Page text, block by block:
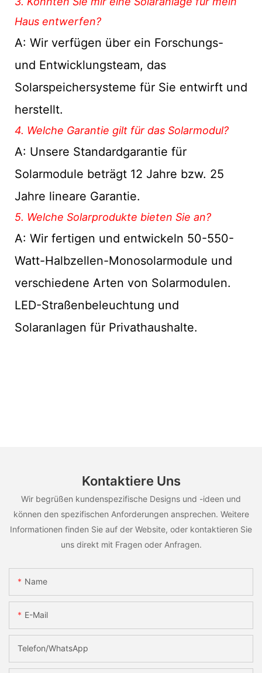
Haus entwerfen?
A: Wir verfügen über ein Forschungs-
und Entwicklungsteam, das
Solarspeichersysteme für Sie entwirft und
herstellt.
4. Welche Garantie gilt für das Solarmodul?
A: Unsere Standardgarantie für
Solarmodule beträgt 12 Jahre bzw. 25
Jahre lineare Garantie.
5. Welche Solarprodukte bieten Sie an?
A: Wir fertigen und entwickeln 50-550-
Watt-Halbzellen-Monosolarmodule und
verschiedene Arten von Solarmodulen.
LED-Straßenbeleuchtung und
Solaranlagen für Privathaushalte.
Kontaktiere Uns
Wir begrüßen kundenspezifische Designs und -ideen und
können den spezifischen Anforderungen ansprechen. Weitere
Informationen finden Sie auf der Website, oder kontaktieren Sie
uns direkt mit Fragen oder Anfragen.
Name
E-Mail
Telefon/WhatsApp